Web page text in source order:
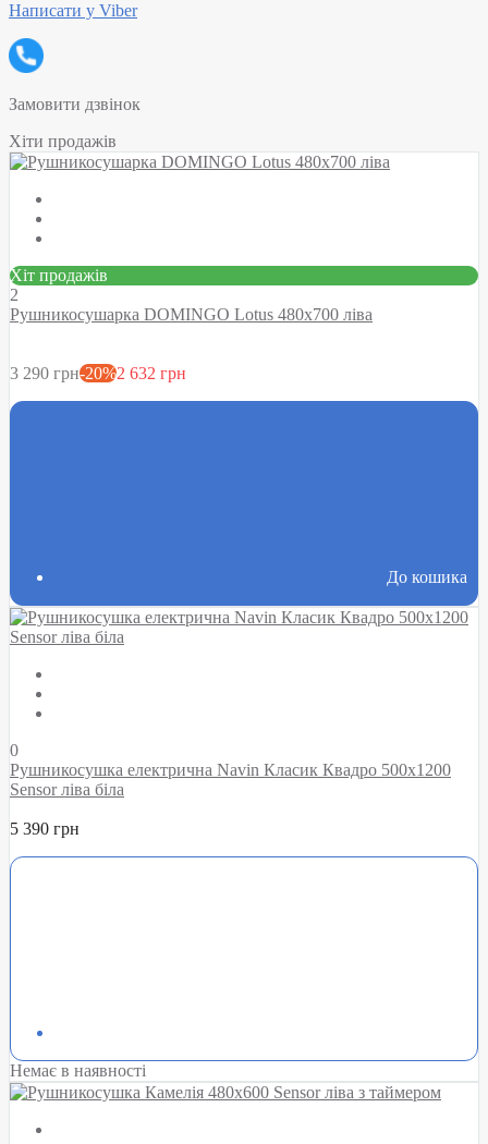
Написати у Viber
Замовити дзвінок
Хіти продажів
Хіт продажів
2
Рушникосушарка DOMINGO Lotus 480х700 ліва
3 290 грн-20%2 632 грн
До кошика
0
Рушникосушка електрична Navin Класик Квадро 500х1200
Sensor ліва біла
5 390 грн
Немає в наявності